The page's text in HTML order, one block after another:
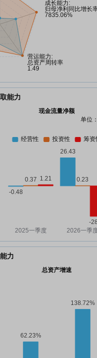
能力
现金流量净额
单位
力
总资产增速